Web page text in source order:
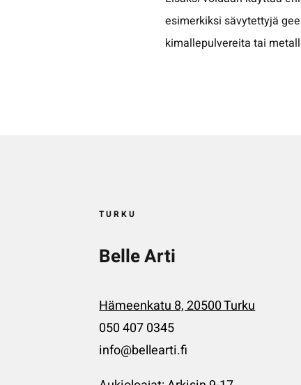
esimerkiksi sävytettyjä
kimallepulvereita tai
TURKU
Belle Arti
Hämeenkatu 8, 20500 Turku
050 407 0345
info@bellearti.fi